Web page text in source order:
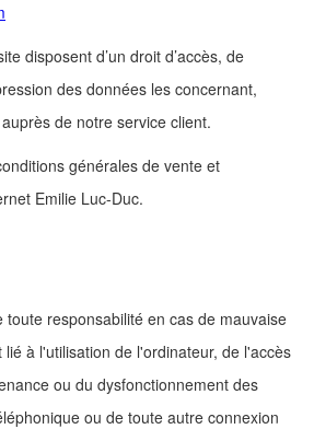
disposent d’un droit d’accès, de
des données les concernant,
de notre service client.
générales de vente et
Emilie Luc-Duc.
toute responsabilité en cas de mauvaise
à l'utilisation de l'ordinateur, de l'accès
ou du dysfonctionnement des
ou de toute autre connexion